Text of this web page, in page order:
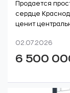
Продается
сердце
ценит
02.07.2026
6 500